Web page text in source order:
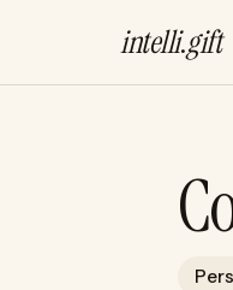
intelli.gift